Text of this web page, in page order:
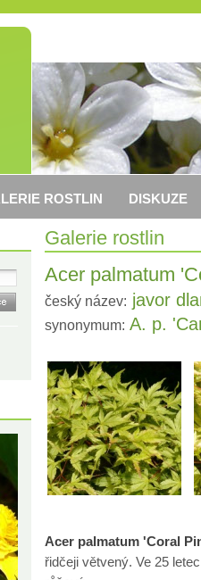
Galerie rostlin
Acer palmatum
český název: javor
synonymum: A. p.
Acer palmatum 'Coral
řidčeji větvený. Ve 25
ROSTLIN DISKUZE